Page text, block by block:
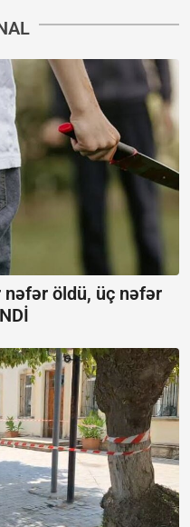
öldü, üç nəfər